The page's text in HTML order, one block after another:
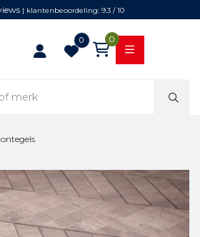
| klantenbeoordeling: 9.3 / 10
0 0